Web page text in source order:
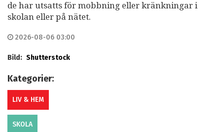
de har utsatts för mobbning eller kränkningar i
skolan eller på nätet.
2026-08-06 03:00
Bild: Shutterstock
Kategorier:
LIV & HEM
SKOLA